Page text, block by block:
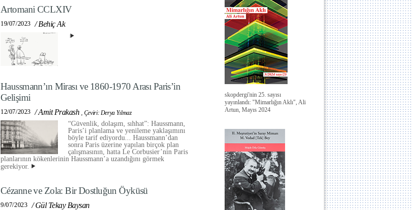
Artomani CCLXIV
19/07/2023 /Behiç Ak
Haussmann’ın Mirası ve 1860-1970 Arası Paris’in
Gelişimi
12/07/2023 /Amit Prakash , Çeviri: Derya Yılmaz
“Güvenlik, dolaşım, sıhhat”: Haussmann,
Paris’i planlama ve yenileme yaklaşımını
böyle tarif ediyordu... Haussmann’dan
sonra Paris üzerine yapılan birçok plan
çalışmasının, hatta Le Corbusier’nin Paris
planlarının kökenlerinin Haussmann’a uzandığını görmek
gerekiyor.
Cézanne ve Zola: Bir Dostluğun Öyküsü
9/07/2023 /Gül Tekay Baysan
skopdergi'nin 25. sayısı
yayınlandı: "Mimarlığın Aklı", Ali
Artun, Mayıs 2024